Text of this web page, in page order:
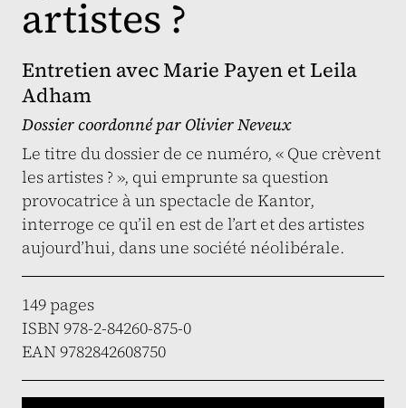
artistes ?
Entretien avec Marie Payen et Leila
Adham
Dossier coordonné par Olivier Neveux
Le titre du dossier de ce numéro, « Que crèvent
les artistes ? », qui emprunte sa question
provocatrice à un spectacle de Kantor,
interroge ce qu’il en est de l’art et des artistes
aujourd’hui, dans une société néolibérale.
149 pages
ISBN 978-2-84260-875-0
EAN 9782842608750